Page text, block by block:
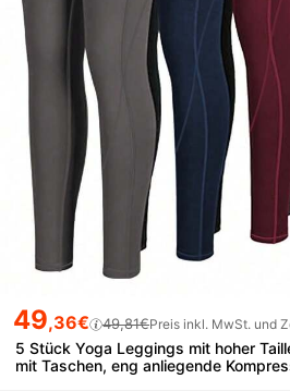
49,36€ 49,81€Preis inkl. MwSt. und
5 Stück Yoga Leggings mit hoher
mit Taschen, eng anliegende